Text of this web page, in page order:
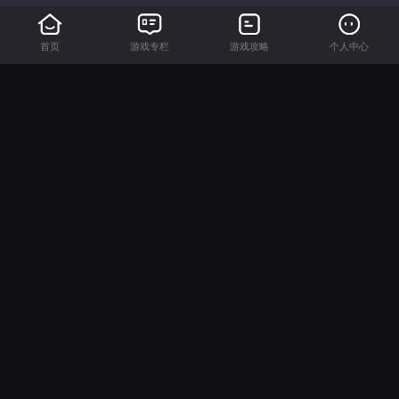
首页 游戏专栏 游戏攻略 个人中心